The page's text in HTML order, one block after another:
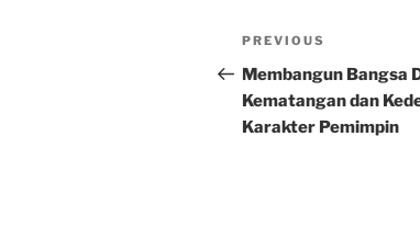
Post
navigation
Previous
Post
PREVIOUS
Membangun Bangsa
Kematangan dan
Karakter Pemimpin